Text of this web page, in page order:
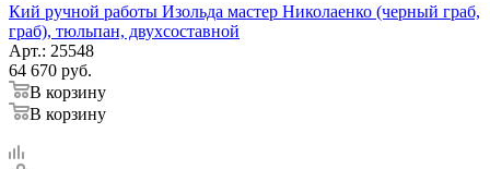
Кий ручной работы Изольда мастер Николаенко (черный граб,
граб), тюльпан, двухсоставной
Арт.: 25548
64 670 руб.
В корзину
В корзину